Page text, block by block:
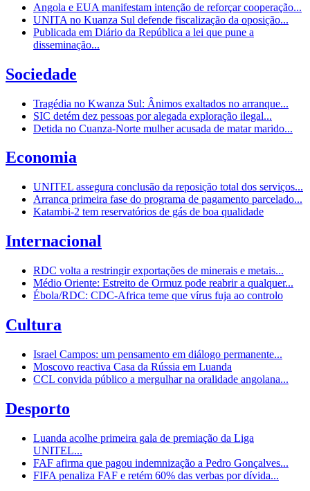
Angola e EUA manifestam intenção de reforçar cooperação...
UNITA no Kuanza Sul defende fiscalização da oposição...
Publicada em Diário da República a lei que pune a
disseminação...
Sociedade
Tragédia no Kwanza Sul: Ânimos exaltados no arranque...
SIC detém dez pessoas por alegada exploração ilegal...
Detida no Cuanza-Norte mulher acusada de matar marido...
Economia
UNITEL assegura conclusão da reposição total dos serviços...
Arranca primeira fase do programa de pagamento parcelado...
Katambi-2 tem reservatórios de gás de boa qualidade
Internacional
RDC volta a restringir exportações de minerais e metais...
Médio Oriente: Estreito de Ormuz pode reabrir a qualquer...
Ébola/RDC: CDC-Africa teme que vírus fuja ao controlo
Cultura
Israel Campos: um pensamento em diálogo permanente...
Moscovo reactiva Casa da Rússia em Luanda
CCL convida público a mergulhar na oralidade angolana...
Desporto
Luanda acolhe primeira gala de premiação da Liga
UNITEL...
FAF afirma que pagou indemnização a Pedro Gonçalves...
FIFA penaliza FAF e retém 60% das verbas por dívida...